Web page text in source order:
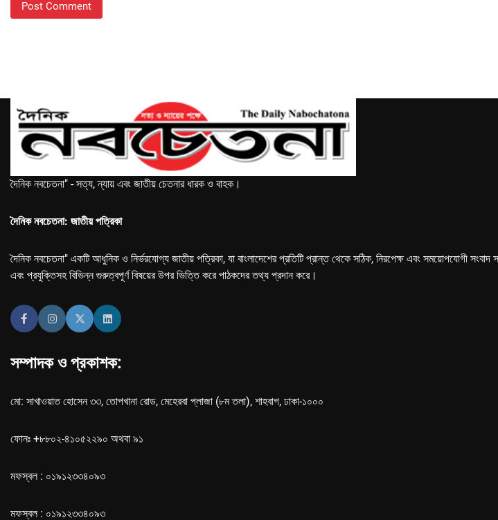
দৈনিক নবচেতনা" - সত্য, ন্যায় এবং জাতীয় চেতনার ধারক ও বাহক।
দৈনিক নবচেতনা: জাতীয় পত্রিকা
দৈনিক নবচেতনা" একটি আধুনিক ও নির্ভরযোগ্য জাতীয় পত্রিকা, যা বাংলাদেশের প্রতিটি প্রান্ত থেকে সঠিক, নিরপেক্ষ এবং সময়োপযোগী
এবং প্রযুক্তিসহ বিভিন্ন গুরুত্বপূর্ণ বিষয়ের উপর ভিত্তি করে পাঠকদের তথ্য প্রদান করে।
সম্পাদক ও প্রকাশক:
মো: সাখাওয়াত হোসেন ৩৩, তোপখানা রোড, মেহেরবা প্লাজা (৮ম তলা), শাহবাগ, ঢাকা-১০০০
ফোনঃ +৮৮০২-৪১০৫২২৯০ অথবা ৯১
মফস্বল : ০১৯১২৩৩৪০৯৩
মফস্বল : ০১৯১২৩৩৪০৯৩